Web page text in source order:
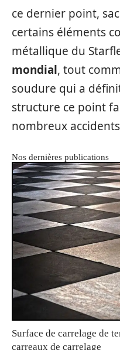
ce dernier point,
certains éléments
métallique du
mondial, tout
soudure qui a
structure ce point
nombreux
Nos dernières publications
Surface de carrelage de
carreaux de carrelage